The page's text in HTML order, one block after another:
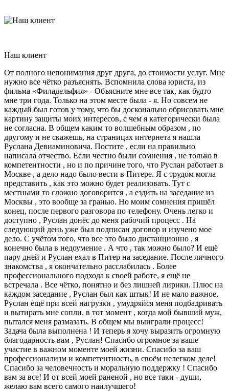
Наш клиент
От полного непонимания друг друга, до стоимости услуг. Мне
нужно все чётко разъяснять. Вспомнила слова юриста, из
фильма «Филадельфия» - Объясните мне все так, как будто
мне три года. Только на этом месте была - я. Но совсем не
каждый был готов у тому, что бы досконально обрисовать мне
картину защиты моих интересов, с чем я категорически была
не согласна. В общем каким то волшебным образом , по
другому и не скажешь, на страницах интернета я нашла
Руслана Девиаминовича. Постите , если на правильно
написала отчество. Если честно были сомнения , не только в
компетентности , но и по причине того, что Руслан работает в
Москве , а дело надо было вести в Питере. Я с трудом могла
представить , как это можно будет реализовать. Тут с
местными то сложно договорится , а ездить на заседание из
Москвы , это вообще за гранью. Но моим сомнения пришёл
конец, после первого разговора по телефону. Очень легко и
доступно , Руслан донёс до меня рабочий процесс . На
следующий день уже был подписан договор и изучено мое
дело. С учётом того, что все это было дистанционно , я
конечно была в недоумение . А что , так можно было? И ещё
пару дней и Руслан ехал в Питер на заседание. После личного
знакомства , я окончательно расслабилась . Более
профессионального подхода к своей работе, я ещё не
встречала . Все чётко, понятно и без лишней лирики. Плюс на
каждом заседание , Руслан был как штык! И не мало важное,
Руслан ещё при всей нагрузки , умудряйся меня подбадривать
и вытирать мне сопли, в тот момент , когда мой бывший муж,
пытался меня размазать. В общем мы выиграли процесс!
Задача была выполнена ! И теперь я хочу выразить огромную
благодарность вам , Руслан! Спасибо огромное за ваше
участие в важном моменте моей жизни. Спасибо за ваш
профессионализм и компетентность, в своём нелегком деле!
Спасибо за человечность и моральную поддержку ! Спасибо
вам за все! И от всей моей раненой , но все таки - души,
желаю вам всего самого наилучшего!